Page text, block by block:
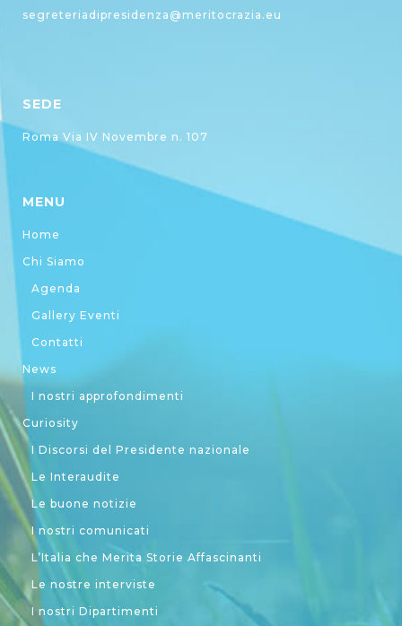
segreteriadipresidenza@meritocrazia.eu
SEDE
Roma Via IV Novembre n. 107
MENU
Home
Chi Siamo
Agenda
Gallery Eventi
Contatti
News
I nostri approfondimenti
Curiosity
I Discorsi del Presidente nazionale
Le Interaudite
Le buone notizie
I nostri comunicati
L’Italia che Merita Storie Affascinanti
Le nostre interviste
I nostri Dipartimenti